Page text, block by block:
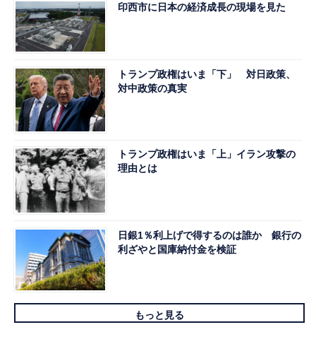
印西市に日本の経済成長の現場を見た
トランプ政権はいま「下」 対日政策、
対中政策の真実
トランプ政権はいま「上」イラン攻撃の
理由とは
日銀1％利上げで得するのは誰か 銀行の
利ざやと国庫納付金を検証
もっと見る